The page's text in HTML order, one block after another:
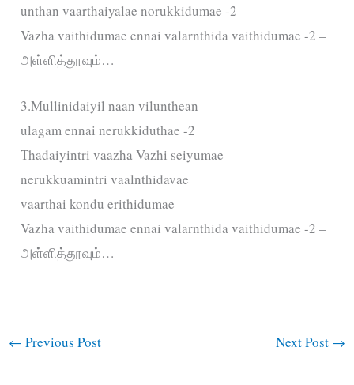
unthan vaarthaiyalae norukkidumae -2
Vazha vaithidumae ennai valarnthida vaithidumae -2 –
அள்ளித்தூவும்…
3.Mullinidaiyil naan vilunthean
ulagam ennai nerukkiduthae -2
Thadaiyintri vaazha Vazhi seiyumae
nerukkuamintri vaalnthidavae
vaarthai kondu erithidumae
Vazha vaithidumae ennai valarnthida vaithidumae -2 –
அள்ளித்தூவும்…
← Previous Post Next Post →